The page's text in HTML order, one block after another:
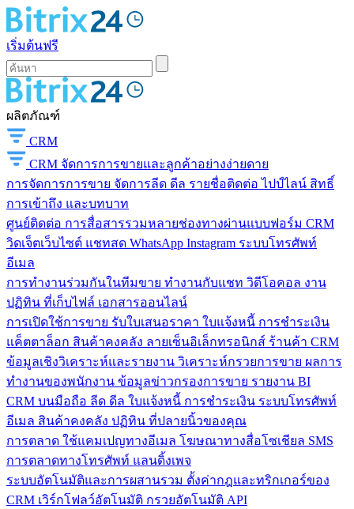
เริ่มต้นฟรี
ผลิตภัณฑ์
CRM
CRM จัดการการขายและลูกค้าอย่างง่ายดาย
การจัดการการขาย จัดการลีด ดีล รายชื่อติดต่อ ไปป์ไลน์ สิทธิ์
การเข้าถึง และบทบาท
ศูนย์ติดต่อ การสื่อสารรวมหลายช่องทางผ่านแบบฟอร์ม CRM
วิดเจ็ตเว็บไซต์ แชทสด WhatsApp Instagram ระบบโทรศัพท์
อีเมล
การทำงานร่วมกันในทีมขาย ทำงานกับแชท วิดีโอคอล งาน
ปฏิทิน ที่เก็บไฟล์ เอกสารออนไลน์
การเปิดใช้การขาย รับใบเสนอราคา ใบแจ้งหนี้ การชำระเงิน
แค็ตตาล็อก สินค้าคงคลัง ลายเซ็นอิเล็กทรอนิกส์ ร้านค้า CRM
ข้อมูลเชิงวิเคราะห์และรายงาน วิเคราะห์กรวยการขาย ผลการ
ทำงานของพนักงาน ข้อมูลข่าวกรองการขาย รายงาน BI
CRM บนมือถือ ลีด ดีล ใบแจ้งหนี้ การชำระเงิน ระบบโทรศัพท์
อีเมล สินค้าคงคลัง ปฏิทิน ที่ปลายนิ้วของคุณ
การตลาด ใช้แคมเปญทางอีเมล โฆษณาทางสื่อโซเชียล SMS
การตลาดทางโทรศัพท์ แลนดิ้งเพจ
ระบบอัตโนมัติและการผสานรวม ตั้งค่ากฎและทริกเกอร์ของ
CRM เวิร์กโฟลว์อัตโนมัติ กรวยอัตโนมัติ API